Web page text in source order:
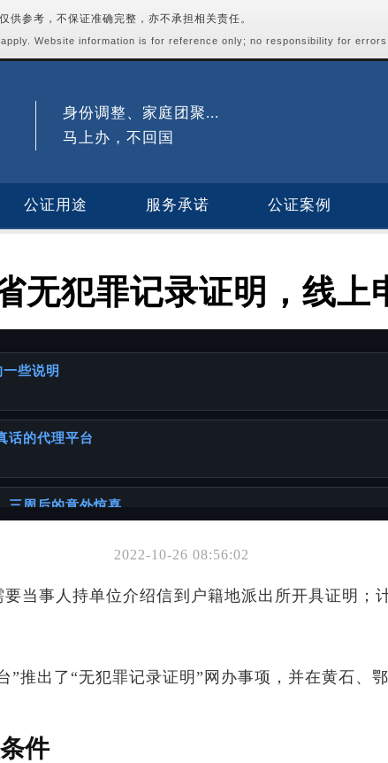
参考，不保证准确完整，亦不承担相关责任。
Website information is for reference only; no responsibility for errors
身份调整、家庭团聚...
马上办，不回国
公证用途 服务承诺 公证案例
无犯罪记录证明，线上
些说明
话的代理平台
三周后的意外惊喜
你可能也喜欢
的挑战与建议
出生人群的详细攻略
2022-10-26 08:56:02
当事人持单位介绍信到户籍地派出所开具证明；
”推出了“无犯罪记录证明”网办事项，并在黄石、
件